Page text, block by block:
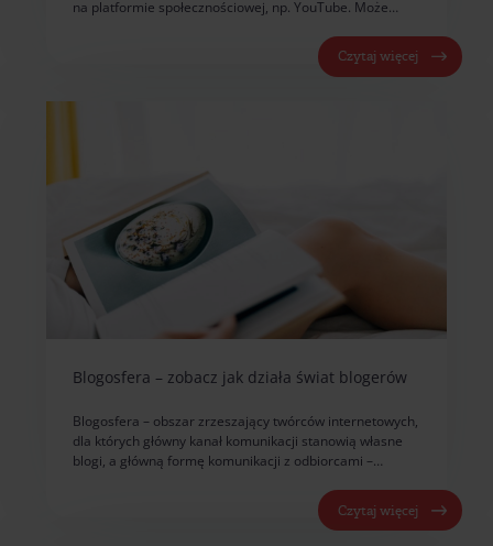
na platformie społecznościowej, np. YouTube. Może…
Czytaj więcej
Blogosfera – zobacz jak działa świat blogerów
Blogosfera – obszar zrzeszający twórców internetowych,
dla których główny kanał komunikacji stanowią własne
blogi, a główną formę komunikacji z odbiorcami –…
Czytaj więcej